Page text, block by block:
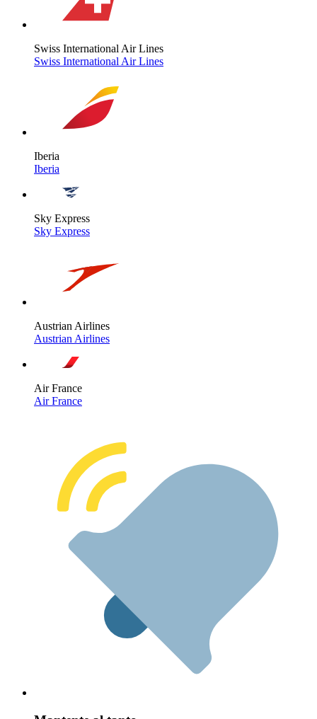
Swiss International Air Lines
Swiss International Air Lines
Iberia
Iberia
Sky Express
Sky Express
Austrian Airlines
Austrian Airlines
Air France
Air France